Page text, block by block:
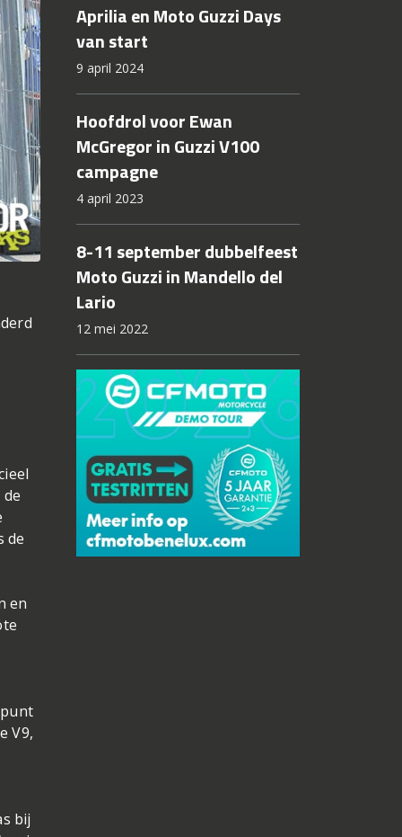
de
en
V9,
bij
Aprilia en Moto Guzzi Days
van start
9 april 2024
Hoofdrol voor Ewan
McGregor in Guzzi V100
campagne
4 april 2023
8-11 september dubbelfeest
Moto Guzzi in Mandello del
Lario
12 mei 2022